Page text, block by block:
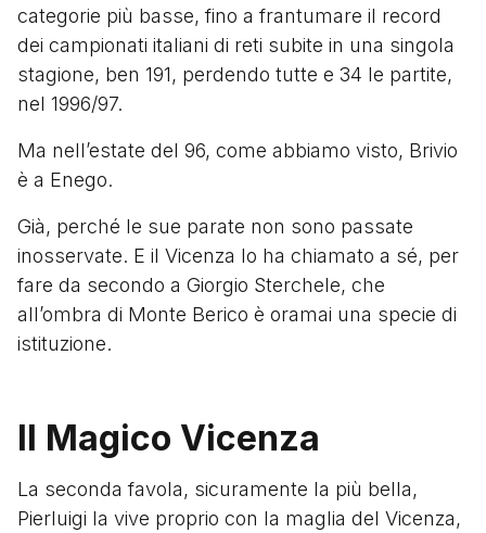
categorie più basse, fino a frantumare il record
dei campionati italiani di reti subite in una singola
stagione, ben 191, perdendo tutte e 34 le partite,
nel 1996/97.
Ma nell’estate del 96, come abbiamo visto, Brivio
è a Enego.
Già, perché le sue parate non sono passate
inosservate. E il Vicenza lo ha chiamato a sé, per
fare da secondo a Giorgio Sterchele, che
all’ombra di Monte Berico è oramai una specie di
istituzione.
Il Magico Vicenza
La seconda favola, sicuramente la più bella,
Pierluigi la vive proprio con la maglia del Vicenza,